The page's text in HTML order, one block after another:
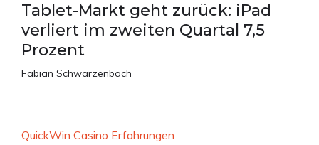
Tablet-Markt geht zurück: iPad
verliert im zweiten Quartal 7,5
Prozent
Fabian Schwarzenbach
QuickWin Casino Erfahrungen